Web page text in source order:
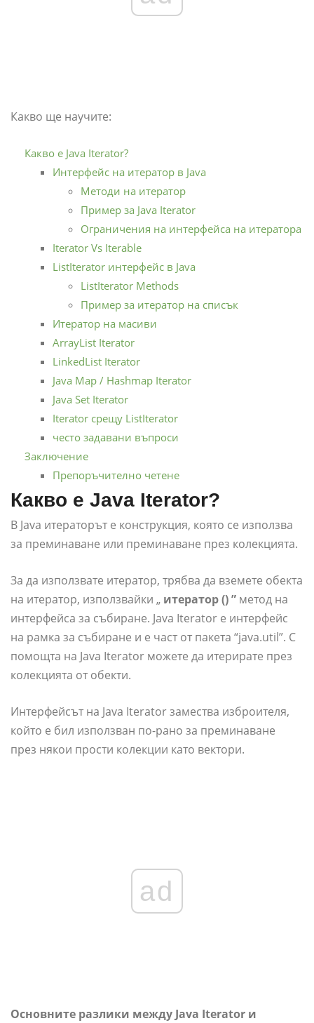
Какво ще научите:
Какво е Java Iterator?
Интерфейс на итератор в Java
Методи на итератор
Пример за Java Iterator
Ограничения на интерфейса на итератора
Iterator Vs Iterable
ListIterator интерфейс в Java
ListIterator Methods
Пример за итератор на списък
Итератор на масиви
ArrayList Iterator
LinkedList Iterator
Java Map / Hashmap Iterator
Java Set Iterator
Iterator срещу ListIterator
често задавани въпроси
Заключение
Препоръчително четене
Какво е Java Iterator?
В Java итераторът е конструкция, която се използва
за преминаване или преминаване през колекцията.
За да използвате итератор, трябва да вземете обекта
на итератор, използвайки „ итератор () ” метод на
интерфейса за събиране. Java Iterator е интерфейс
на рамка за събиране и е част от пакета “java.util”. С
помощта на Java Iterator можете да итерирате през
колекцията от обекти.
Интерфейсът на Java Iterator замества изброителя,
който е бил използван по-рано за преминаване
през някои прости колекции като вектори.
ad
Основните разлики между Java Iterator и